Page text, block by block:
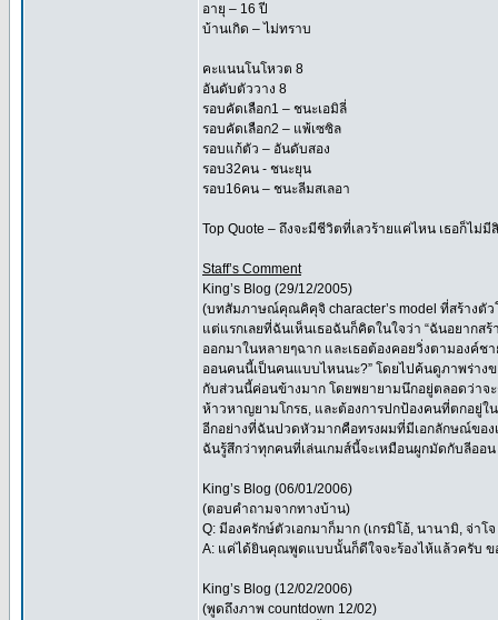
อายุ – 16 ปี
บ้านเกิด – ไม่ทราบ
คะแนนโนโหวต 8
อันดับตัววาง 8
รอบคัดเลือก1 – ชนะเอมิลี่
รอบคัดเลือก2 – แพ้เซซิล
รอบแก้ตัว – อันดับสอง
รอบ32คน - ชนะยุน
รอบ16คน – ชนะลีมสเลอา
Top Quote – ถึงจะมีชีวิตที่เลวร้ายแค่ไหน เธอก็ไม่
Staff’s Comment
King’s Blog (29/12/2005)
(บทสัมภาษณ์คุณคิคุจิ character’s model ที่สร้างตั
แต่แรกเลยที่ฉันเห็นเธอฉันก็คิดในใจว่า “ฉันอยากส
ออกมาในหลายๆฉาก และเธอต้องคอยวิ่งตามองค์ช
ออนคนนี้เป็นคนแบบไหนนะ?” โดยไปค้นดูภาพร่าง
กับส่วนนี้ค่อนข้างมาก โดยพยายามนึกอยู่ตลอดว่าจะ
ห้าวหาญยามโกรธ, และต้องการปกป้องคนที่ตกอยู่ใ
อีกอย่างที่ฉันปวดหัวมากคือทรงผมที่มีเอกลักษณ์ของ
ฉันรู้สึกว่าทุกคนที่เล่นเกมส์นี้จะเหมือนผูกมัดกับลีออ
King’s Blog (06/01/2006)
(ตอบคำถามจากทางบ้าน)
Q: มีองครักษ์ตัวเอกมาก็มาก (เกรมิโอ้, นานามิ, จ่า
A: แค่ได้ยินคุณพูดแบบนั้นก็ดีใจจะร้องไห้แล้วครับ
King’s Blog (12/02/2006)
(พูดถึงภาพ countdown 12/02)